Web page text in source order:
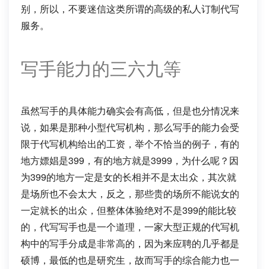
别，所以，不要迷信这类所谓的高级的私人订制代写
服务。
写手能力的三六九等
虽然写手的具体能力确实会有高低，但是也分情况来
说，如果是那种小型代写机构，那么写手的能力会受
限于代写机构给出的工资，举个不恰当的例子，有的
地方嫖娼是399，有的地方就是3999，为什么呢？因
为399的地方一定是女的长相并不是太出众，其次就
是场所也不会太大，反之，那些贵的场所不能说女的
一定就长的出众，但整体体验绝对不是399的能比较
的，代写写手也是一个道理，一家大型正规的代写机
构中的写手分成是非常高的，因为来应聘的几乎都是
硕博，最低的也是研究生，故而写手的综合能力也一